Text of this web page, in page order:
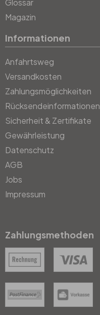
Magazin
Informationen
Anfahrtsweg
Versandkosten
Zahlungsmöglichkeiten
Rücksendeinformationen
Sicherheit & Zertifikate
Gewährleistung
Datenschutz
AGB
Jobs
Impressum
Zahlungsmethoden